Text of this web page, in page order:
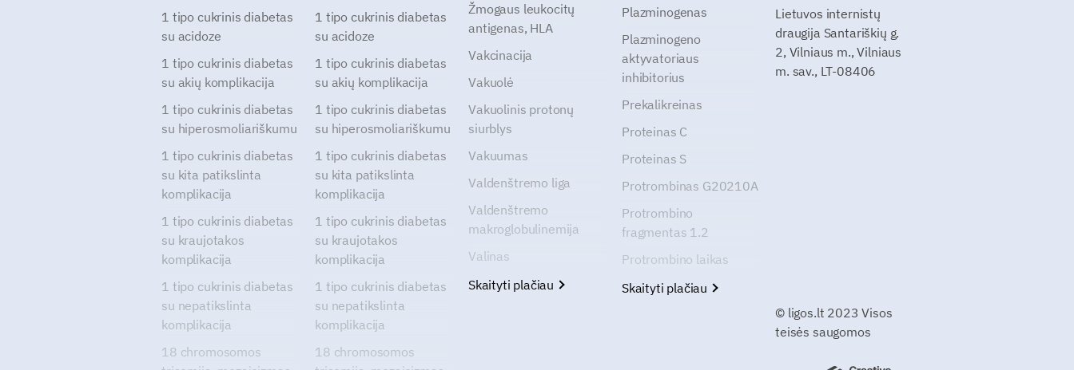
1 tipo cukrinis diabetas
su acidoze
1 tipo cukrinis diabetas
su akių komplikacija
1 tipo cukrinis diabetas
su hiperosmoliariškumu
1 tipo cukrinis diabetas
su kita patikslinta
komplikacija
1 tipo cukrinis diabetas
su kraujotakos
komplikacija
1 tipo cukrinis diabetas
su nepatikslinta
komplikacija
18 chromosomos
1 tipo cukrinis diabetas
su acidoze
1 tipo cukrinis diabetas
su akių komplikacija
1 tipo cukrinis diabetas
su hiperosmoliariškumu
1 tipo cukrinis diabetas
su kita patikslinta
komplikacija
1 tipo cukrinis diabetas
su kraujotakos
komplikacija
1 tipo cukrinis diabetas
su nepatikslinta
komplikacija
18 chromosomos
Žmogaus leukocitų
antigenas, HLA
Vakcinacija
Vakuolė
Vakuolinis protonų
siurblys
Vakuumas
Valdenštremo liga
Valdenštremo
makroglobulinemija
Valinas
Skaityti plačiau
Plazminogenas
Plazminogeno
aktyvatoriaus
inhibitorius
Prekalikreinas
Proteinas C
Proteinas S
Protrombinas G20210A
Protrombino
fragmentas 1.2
Protrombino laikas
Skaityti plačiau
Lietuvos internistų
draugija Santariškių g.
2, Vilniaus m., Vilniaus
m. sav., LT-08406
© ligos.lt 2023 Visos
teisės saugomos